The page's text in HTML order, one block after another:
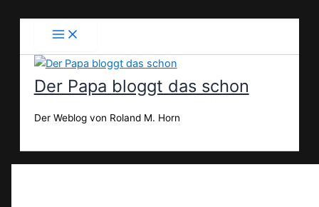
Der Papa bloggt das schon
Der Weblog von Roland M. Horn